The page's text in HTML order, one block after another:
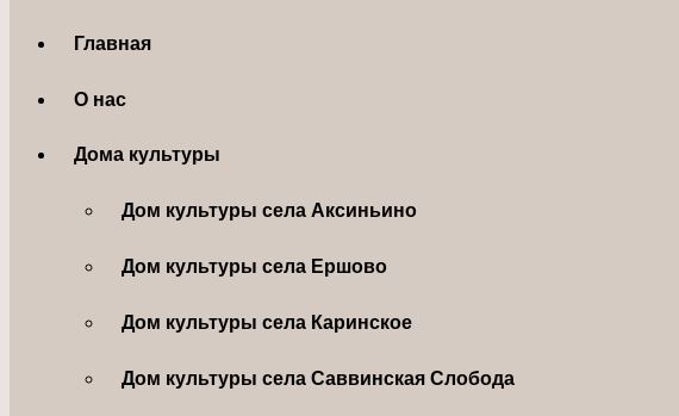
Главная
О нас
Дома культуры
Дом культуры села Аксиньино
Дом культуры села Ершово
Дом культуры села Каринское
Дом культуры села Саввинская Слобода